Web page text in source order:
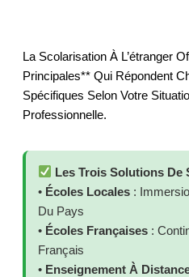
La Scolarisation À L’étranger
Principales** Qui Répondent
Spécifiques Selon Votre
Professionnelle.
Les Trois Solutions De
• Écoles Locales :
Du Pays
• Écoles Françaises :
Français
• Enseignement À